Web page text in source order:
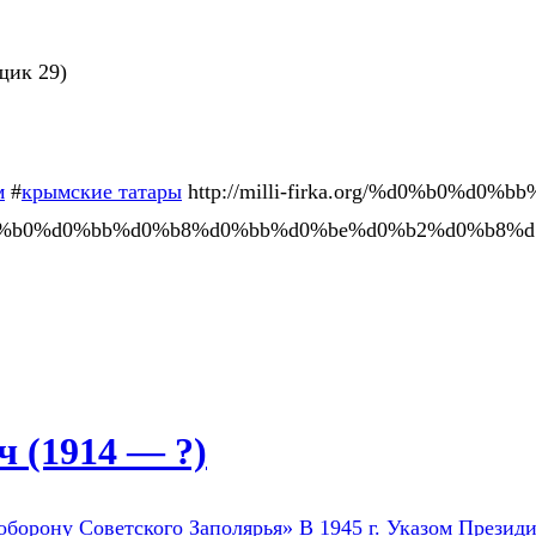
29)
#крымские татары http://milli-firka.org/
(1914 — ?)
Советского Заполярья» В 1945 г. Указом